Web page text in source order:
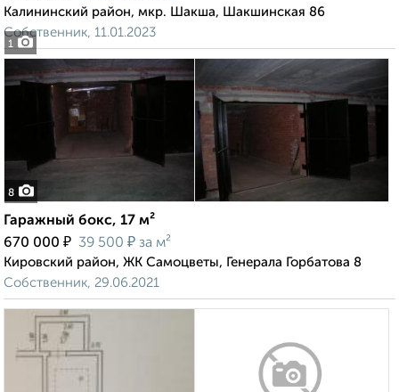
1
Калининский район, мкр. Шакша, Шакшинская 86
Собственник, 11.01.2023
8
Гаражный бокс, 17 м²
670 000 ₽ 39 500 ₽ за м²
Кировский район, ЖК Самоцветы, Генерала Горбатова 8
Собственник, 29.06.2021